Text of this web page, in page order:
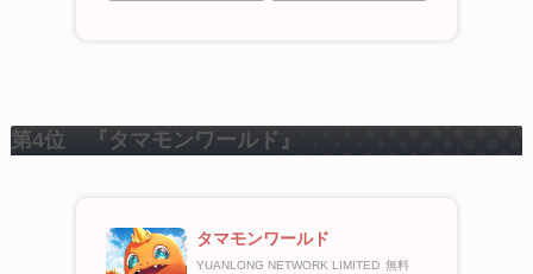
第4位 『タマモンワールド』
タマモンワールド
YUANLONG NETWORK LIMITED 無料